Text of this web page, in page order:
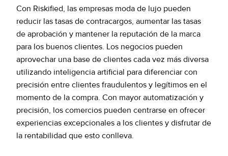
Con Riskified, las empresas moda de lujo pueden
reducir las tasas de contracargos, aumentar las tasas
de aprobación y mantener la reputación de la marca
para los buenos clientes. Los negocios pueden
aprovechar una base de clientes cada vez más diversa
utilizando inteligencia artificial para diferenciar con
precisión entre clientes fraudulentos y legítimos en el
momento de la compra. Con mayor automatización y
precisión, los comercios pueden centrarse en ofrecer
experiencias excepcionales a los clientes y disfrutar de
la rentabilidad que esto conlleva.